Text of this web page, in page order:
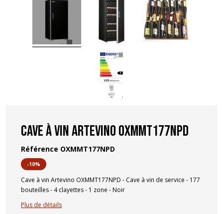
Cave à vin Artevino OXMMT177NPD
Référence OXMMT177NPD
-10%
Cave à vin Artevino OXMMT177NPD - Cave à vin de service - 177
bouteilles - 4 clayettes - 1 zone - Noir
Plus de détails